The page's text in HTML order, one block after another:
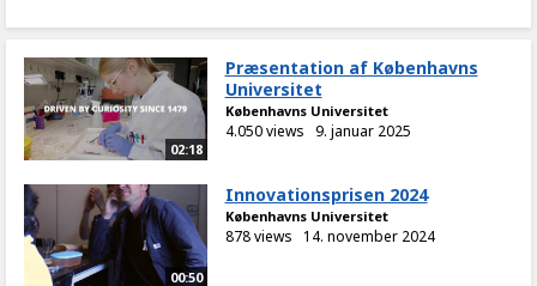
02:18
Præsentation af Københavns
Universitet
Københavns Universitet
4.050 views 9. januar 2025
00:50
Innovationsprisen 2024
Københavns Universitet
878 views 14. november 2024